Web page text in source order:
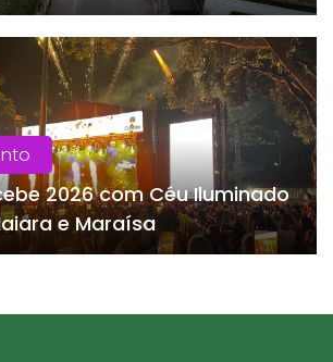
2026 com Céu Iluminado
e Maraísa